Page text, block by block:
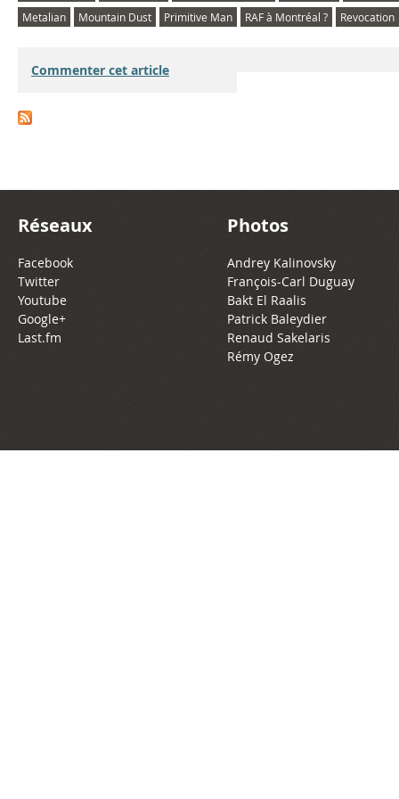
Metalian
Mountain Dust Primitive Man RAF à Montréal ? Revocation
Commenter cet article
Réseaux
Facebook
Twitter
Youtube
Google+
Last.fm
Photos
Andrey Kalinovsky
François-Carl Duguay
Bakt El Raalis
Patrick Baleydier
Renaud Sakelaris
Rémy Ogez